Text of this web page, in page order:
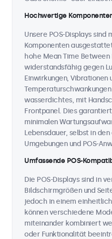
Hochwertige
Unsere POS-Displays
Komponenten
hohe Mean Time Between
widerstandsfähig gegen
Einwirkungen, Vibrationen
wasserdichtes, mit
Frontpanel. Dies
minimalen
Lebensdauer, selbst in
Umgebungen und POS-
Umfassende POS-
Die POS-Displays sind in
Bildschirmgrößen und
jedoch in einem
können verschiedene
miteinander kombiniert
oder Funktionalität